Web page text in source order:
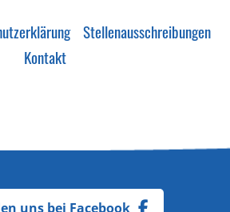
Stellenausschreibungen
Kontakt
uns bei Facebook